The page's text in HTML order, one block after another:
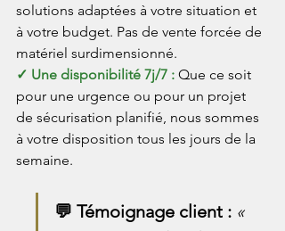
solutions adaptées à votre situation et
à votre budget. Pas de vente forcée de
matériel surdimensionné.
✓ Une disponibilité 7j/7 : Que ce soit
pour une urgence ou pour un projet
de sécurisation planifié, nous sommes
à votre disposition tous les jours de la
semaine.
💬 Témoignage client : «